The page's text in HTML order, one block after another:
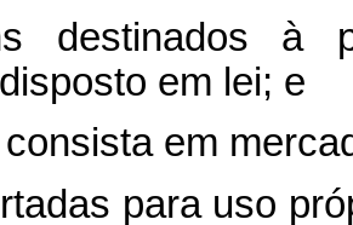
destinados à
em lei; e
em
para uso